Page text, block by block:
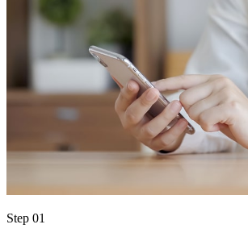
Step 01